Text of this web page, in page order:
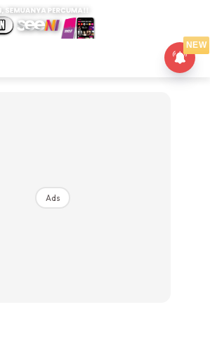
Ads
NEW